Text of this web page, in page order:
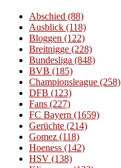
Abschied (88)
Ausblick (118)
Bloggen (122)
Breitnigge (228)
Bundesliga (848)
BVB (185)
Championsleague (258)
DFB (123)
Fans (227)
FC Bayern (1659)
Gerüchte (214)
Gomez (118)
Hoeness (142)
HSV (138)